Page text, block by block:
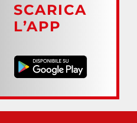
SCARICA
L’APP